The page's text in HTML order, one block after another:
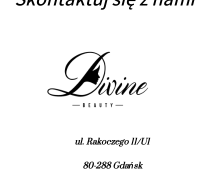
ul. Rakoczego 11/U1
80-288 Gdańsk